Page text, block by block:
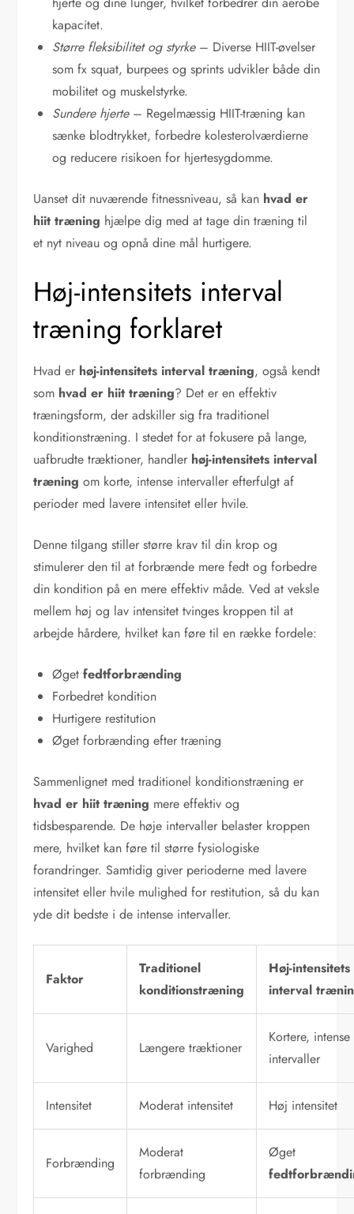
kapacitet.
Større fleksibilitet og styrke– Diverse HIIT-øvelser
som fx squat, burpees og sprints udvikler både din
mobilitet og muskelstyrke.
Sundere hjerte– Regelmæssig HIIT-træning kan
sænke blodtrykket, forbedre kolesterolværdierne
og reducere risikoen for hjertesygdomme.
Uanset dit nuværende fitnessniveau, så kan hvad er
hiit træning hjælpe dig med at tage din træning til
et nyt niveau og opnå dine mål hurtigere.
Høj-intensitets interval
træning forklaret
Hvad er høj-intensitets interval træning, også kendt
som hvad er hiit træning? Det er en effektiv
træningsform, der adskiller sig fra traditionel
konditionstræning. I stedet for at fokusere på lange,
uafbrudte træktioner, handler høj-intensitets interval
træning om korte, intense intervaller efterfulgt af
perioder med lavere intensitet eller hvile.
Denne tilgang stiller større krav til din krop og
stimulerer den til at forbrænde mere fedt og forbedre
din kondition på en mere effektiv måde. Ved at veksle
mellem høj og lav intensitet tvinges kroppen til at
arbejde hårdere, hvilket kan føre til en række fordele:
Øgetfedtforbrænding
Forbedret kondition
Hurtigere restitution
Øget forbrænding efter træning
Sammenlignet med traditionel konditionstræning er
hvad er hiit træning mere effektiv og
tidsbesparende. De høje intervaller belaster kroppen
mere, hvilket kan føre til større fysiologiske
forandringer. Samtidig giver perioderne med lavere
intensitet eller hvile mulighed for restitution, så du kan
yde dit bedste i de intense intervaller.
Faktor
Traditionel
konditionstræning
Høj-intensitets
interval
Varighed Længere træktioner
Kortere, intense
intervaller
Intensitet Moderat intensitet Høj intensitet
Forbrænding
Moderat
forbrænding
Øget